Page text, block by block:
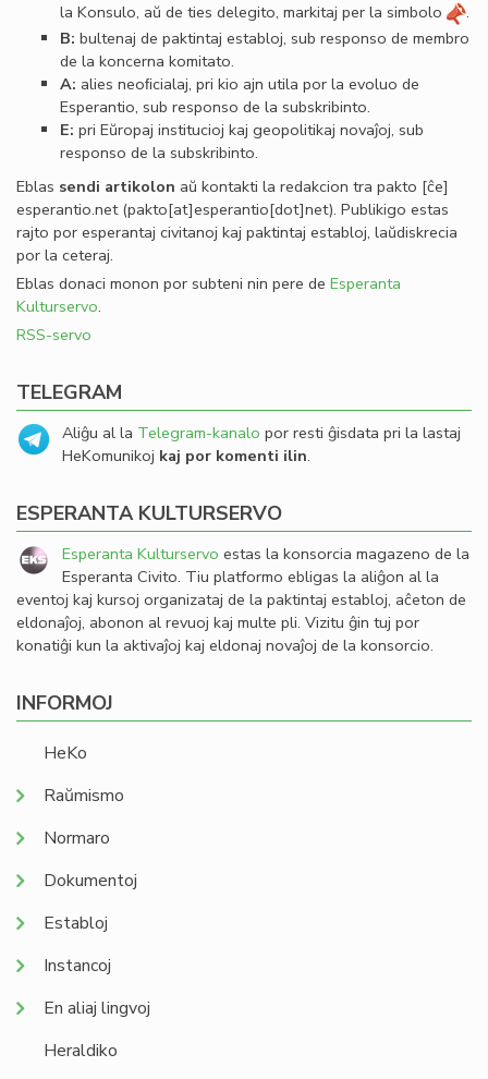
la Konsulo, aŭ de ties delegito, markitaj per la simbolo
.
B: bultenaj de paktintaj establoj, sub responso de membro
de la koncerna komitato.
A: alies neoﬁcialaj, pri kio ajn utila por la evoluo de
Esperantio, sub responso de la subskribinto.
E: pri Eŭropaj institucioj kaj geopolitikaj novaĵoj, sub
responso de la subskribinto.
Eblas sendi artikolon aŭ kontakti la redakcion tra pakto [ĉe]
esperantio.net(pakto[at]esperantio[dot]net). Publikigo estas
rajto por esperantaj civitanoj kaj paktintaj establoj, laŭdiskrecia
por la ceteraj.
Eblas donaci monon por subteni nin pere de Esperanta
Kulturservo.
RSS-servo
TELEGRAM
Aliĝu al la Telegram-kanalo por resti ĝisdata pri la lastaj
HeKomunikoj kaj por komenti ilin.
ESPERANTA KULTURSERVO
Esperanta Kulturservo estas la konsorcia magazeno de la
Esperanta Civito. Tiu platformo ebligas la aliĝon al la
eventoj kaj kursoj organizataj de la paktintaj establoj, aĉeton de
eldonaĵoj, abonon al revuoj kaj multe pli. Vizitu ĝin tuj por
konatiĝi kun la aktivaĵoj kaj eldonaj novaĵoj de la konsorcio.
INFORMOJ
HeKo
Raŭmismo
Normaro
Dokumentoj
Establoj
Instancoj
En aliaj lingvoj
Heraldiko